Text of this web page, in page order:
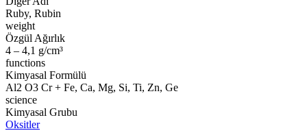
Ruby, Rubin
weight
Özgül Ağırlık
4 – 4,1 g/cm³
functions
Kimyasal Formülü
Al2 O3 Cr + Fe, Ca, Mg, Si, Ti, Zn, Ge
science
Kimyasal Grubu
Oksitler